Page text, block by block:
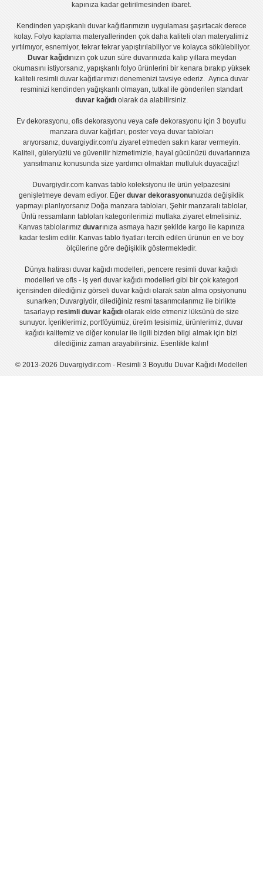
kapınıza kadar getirilmesinden ibaret.
Kendinden yapışkanlı duvar kağıtlarımızın uygulamasışaşırtacak derece
kolay. Folyo kaplama materyallerinden çok daha kaliteli olanmateryalimiz
yırtılmıyor, esnemiyor, tekrar tekrar yapıştırılabiliyor ve kolayca sökülebiliyor.
Duvar kağıdınızın çok uzun süre duvarınızda kalıp yıllara meydan
okumasını istiyorsanız, yapışkanlı folyoürünlerini bir kenara bırakıp yüksek
kaliteli resimli duvar kağıtlarımızı denemenizi tavsiye ederiz. Ayrıca duvar
resminizi kendinden yağışkanlı olmayan, tutkal ile gönderilen standart
duvar kağıdıolarak da alabilirsiniz.
Ev dekorasyonu,ofis dekorasyonu veyacafe dekorasyonu için3 boyutlu
manzara duvar kağıtları, posterveya duvar tabloları
arıyorsanız, duvargiydir.com'u ziyaret etmeden sakın karar vermeyin.
Kaliteli, güleryüzlü ve güvenilir hizmetimizle, hayal gücünüzü duvarlarınıza
yansıtmanız konusunda size yardımcı olmaktan mutluluk duyacağız!
Duvargiydir.com kanvas tablo koleksiyonu ile ürün yelpazesini
genişletmeye devam ediyor. Eğerduvar dekorasyonunuzda değişiklik
yapmayı planlıyorsanız Doğa manzara tabloları, Şehir manzaralı tablolar,
Ünlü ressamların tabloları kategorilerimizi mutlaka ziyaret etmelisiniz.
Kanvas tablolarımız duvarınıza asmaya hazır şekilde kargo ile kapınıza
kadar teslim edilir. Kanvas tablo fiyatlarıtercih edilen ürünün en ve boy
ölçülerine göre değişiklik göstermektedir.
Dünya hatirası duvar kağıdı modelleri,pencere resimli duvar kağıdı
modelleri ve ofis - iş yeri duvar kağıdı modelleri gibi bir çok kategori
içerisinden dilediğiniz görseli duvar kağıdı olarak satın alma opsiyonunu
sunarken; Duvargiydir, dilediğiniz resmi tasarımcılarımız ile birlikte
tasarlayıp resimli duvar kağıdıolarak elde etmeniz lüksünü de size
sunuyor. İçeriklerimiz, portföyümüz, üretim tesisimiz, ürünlerimiz, duvar
kağıdı kalitemiz ve diğer konular ile ilgili bizden bilgi almak için bizi
dilediğiniz zaman arayabilirsiniz. Esenlikle kalın!
© 2013-2026 Duvargiydir.com - Resimli 3 Boyutlu Duvar Kağıdı Modelleri